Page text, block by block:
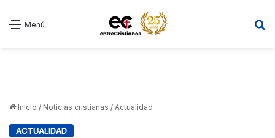
Menú
Inicio / Noticias cristianas / Actualidad
ACTUALIDAD